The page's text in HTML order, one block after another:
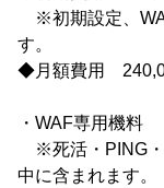
※初期設定、
す。
◆月額費用
・WAF専用機料
※死活・PING・
中に含まれます。